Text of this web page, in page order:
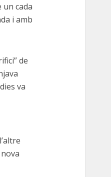
un cada
i amb
de
va